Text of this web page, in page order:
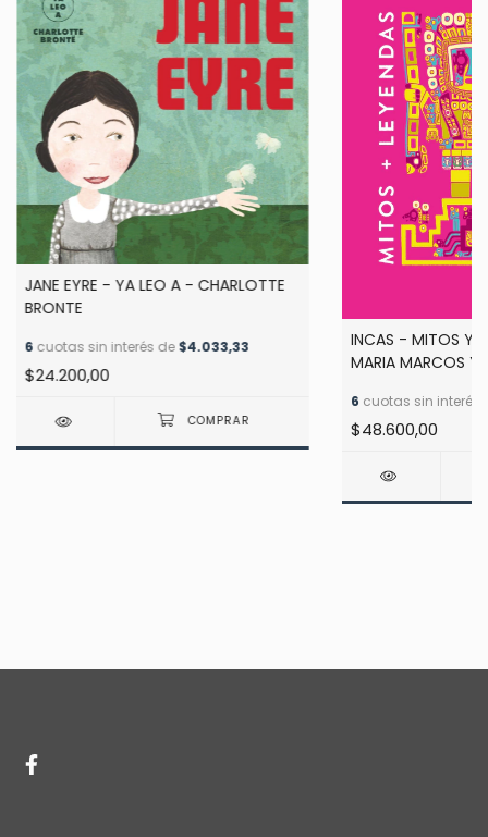
JANE EYRE - YA LEO A - CHARLOTTE
BRONTE
6 cuotas sin interés de$4.033,33
$24.200,00
INCAS - MITOS Y
MARIA MARCOS Y
6 cuotas sin interés
$48.600,00